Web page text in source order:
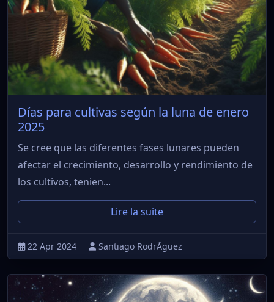
Días para cultivas según la luna de enero
2025
Se cree que las diferentes fases lunares pueden
afectar el crecimiento, desarrollo y rendimiento de
los cultivos, tenien...
Lire la suite
22 Apr 2024 Santiago RodrÃ­guez